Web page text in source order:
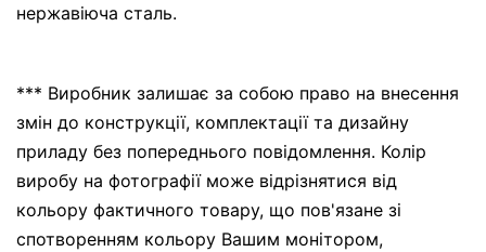
нержавіюча сталь.
*** Виробник залишає за собою право на внесення
змін до конструкції, комплектації та дизайну
приладу без попереднього повідомлення. Колір
виробу на фотографії може відрізнятися від
кольору фактичного товару, що пов'язане зі
спотворенням кольору Вашим монітором,